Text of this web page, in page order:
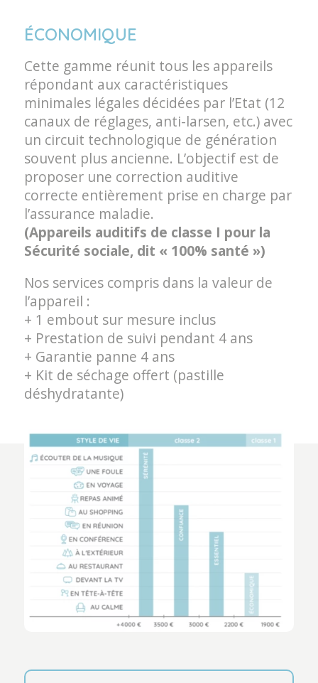
ÉCONOMIQUE
Cette gamme réunit tous les appareils
répondant aux caractéristiques
minimales légales décidées par l’Etat (12
canaux de réglages, anti-larsen, etc.) avec
un circuit technologique de génération
souvent plus ancienne. L’objectif est de
proposer une correction auditive
correcte entièrement prise en charge par
l’assurance maladie.
(Appareils auditifs de classe I pour la
Sécurité sociale, dit « 100% santé »)
Nos services compris dans la valeur de
l’appareil :
+ 1 embout sur mesure inclus
+ Prestation de suivi pendant 4 ans
+ Garantie panne 4 ans
+ Kit de séchage offert (pastille
déshydratante)